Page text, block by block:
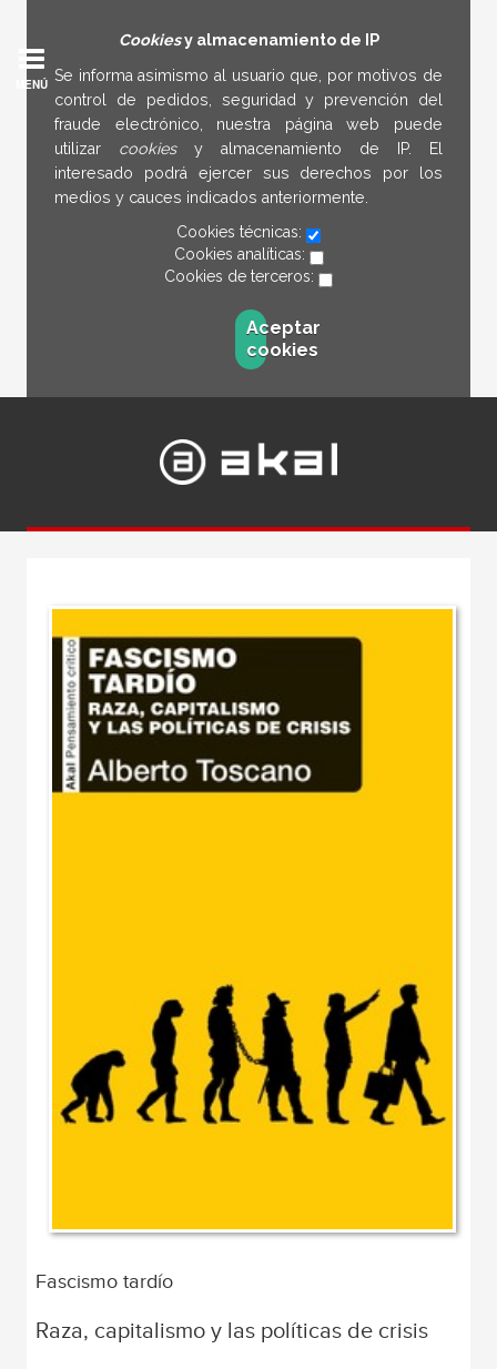
Cookiesy almacenamiento de IP
Se informa asimismo al usuario que, por motivos de
control de pedidos, seguridad y prevención del
fraude electrónico, nuestra página web puede
utilizar cookies y almacenamiento de IP. El
interesado podrá ejercer sus derechos por los
medios y cauces indicados anteriormente.
Cookies técnicas:
Cookies analíticas:
Cookies de terceros:
Aceptar
cookies
MENÚ
Fascismo tardío
Raza, capitalismo y las políticas de crisis